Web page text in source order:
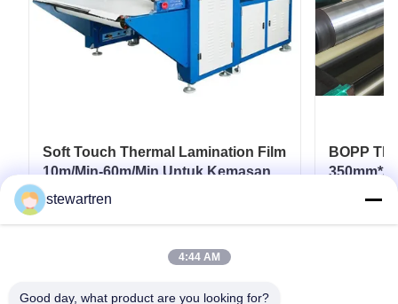
Soft Touch Thermal Lamination Film
10m/Min-60m/Min Untuk Kemasan
Fleksibel
BOPP
stewartren
4:44 AM
Good day, what product are you looking for?